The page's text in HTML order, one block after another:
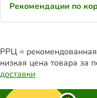
Рекомендации по
РРЦ =
низкая цена товара за
доставки